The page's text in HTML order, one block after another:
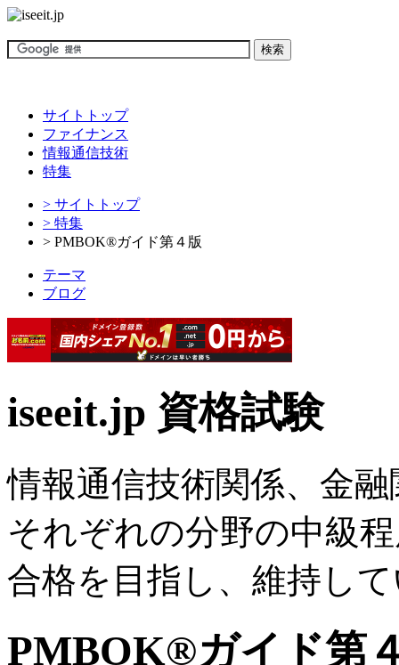
サイトトップ
ファイナンス
情報通信技術
特集
> サイトトップ
> 特集
> PMBOK®ガイド第４版
テーマ
ブログ
iseeit.jp 資格試験
情報通信技術関係、金
それぞれの分野の中級
合格を目指し、維持し
PMBOK®ガイド第